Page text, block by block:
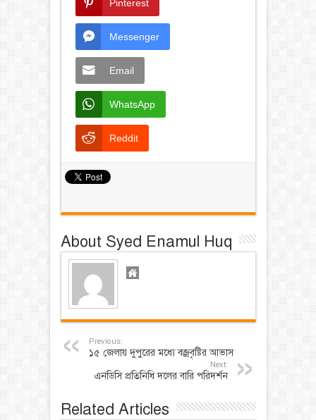
Pinterest
Messenger
Email
WhatsApp
Reddit
About Syed Enamul Huq
Previous:
১৫ জেলায় দুপুরের মধ্যে বজ্রবৃষ্টির আভাস
Next:
এনডিসি প্রতিনিধি দলের বারি পরিদর্শন
Related Articles